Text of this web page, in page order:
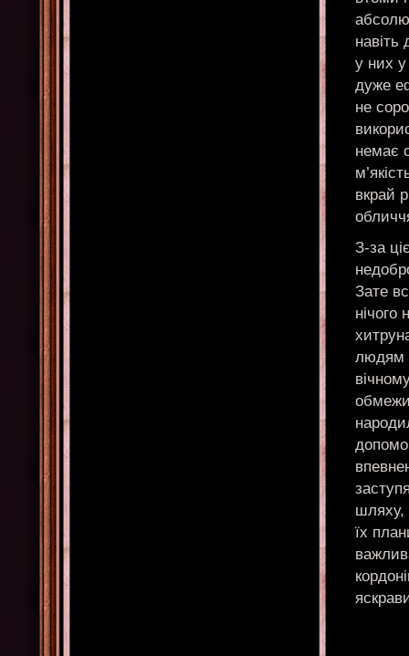
навіть
у них
дуже
не
немає
вкрай
З-за
Зате
нічого
людям
шляху,
їх